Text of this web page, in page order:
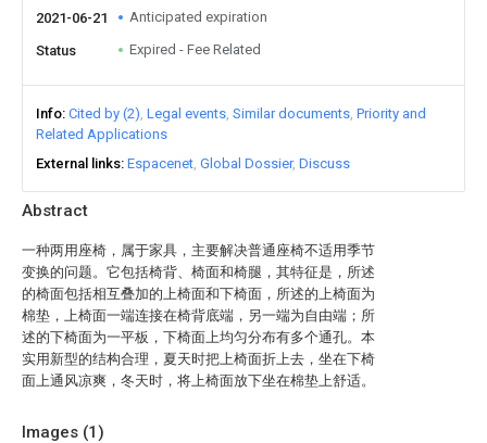
Abstract
一种两用座椅，属于家具，主要解决普通座椅不适用季节
变换的问题。它包括椅背、椅面和椅腿，其特征是，所述
的椅面包括相互叠加的上椅面和下椅面，所述的上椅面为
棉垫，上椅面一端连接在椅背底端，另一端为自由端；所
述的下椅面为一平板，下椅面上均匀分布有多个通孔。本
实用新型的结构合理，夏天时把上椅面折上去，坐在下椅
面上通风凉爽，冬天时，将上椅面放下坐在棉垫上舒适。
Images (1)
2021-06-21 Anticipated expiration
Status Expired - Fee Related
Info Cited by (2) Legal events Similar documents Priority and
Related Applications
External links Espacenet Global Dossier Discuss